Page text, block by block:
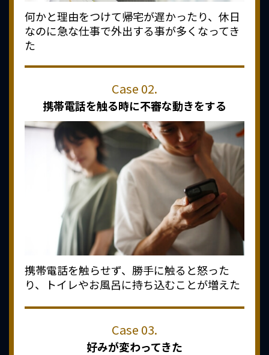
何かと理由をつけて帰宅が遅かったり、休日
なのに急な仕事で外出する事が多くなってき
た
携帯電話を触る時に不審な動きをする
携帯電話を触らせず、勝手に触ると怒った
り、トイレやお風呂に持ち込むことが増えた
好みが変わってきた